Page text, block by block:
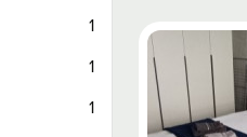
1
1
1